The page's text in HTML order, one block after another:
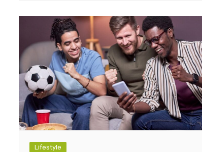
Lifestyle